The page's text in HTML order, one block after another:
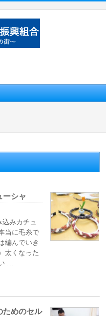
シャ
込みカチュ
当に毛糸で
編んでいき
太くなった
…
ためのセル